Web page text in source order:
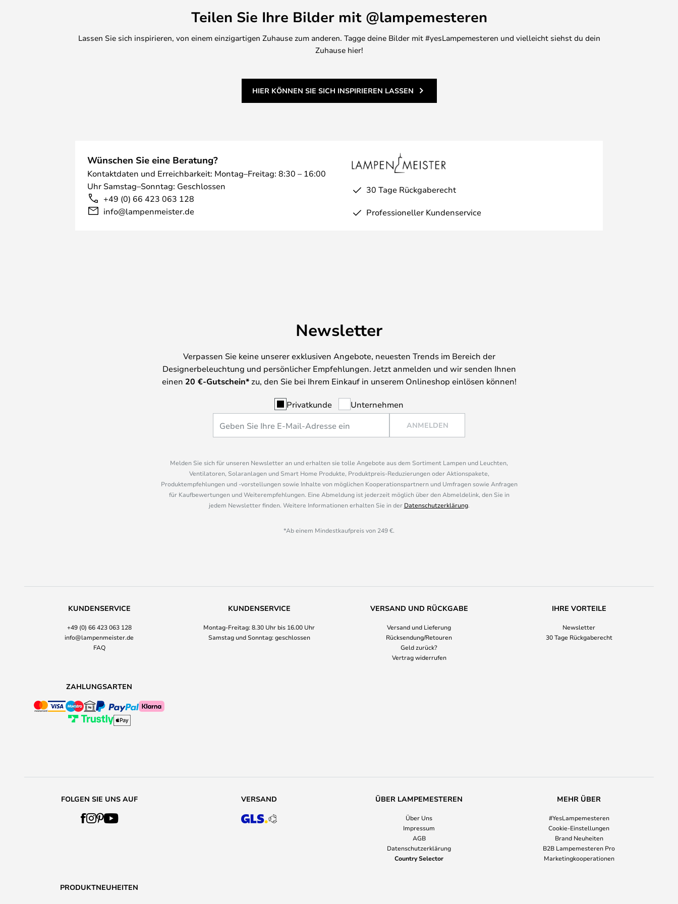
Teilen Sie Ihre Bilder mit @lampemesteren
Lassen Sie sich inspirieren, von einem einzigartigen Zuhause zum anderen. Tagge deine Bilder mit #yesLampemesteren und vielleicht siehst du dein
Zuhause hier!
HIER KÖNNEN SIE SICH INSPIRIEREN LASSEN
Wünschen Sie eine Beratung?
Kontaktdaten und Erreichbarkeit: Montag–Freitag: 8:30 – 16:00
Uhr Samstag–Sonntag: Geschlossen
+49 (0) 66 423 063 128
info@lampenmeister.de
30 Tage Rückgaberecht
Professioneller Kundenservice
Newsletter
Verpassen Sie keine unserer exklusiven Angebote, neuesten Trends im Bereich der
Designerbeleuchtung und persönlicher Empfehlungen. Jetzt anmelden und wir senden Ihnen
einen 20 €-Gutschein*zu, den Sie bei Ihrem Einkauf in unserem Onlineshop einlösen können!
Privatkunde Unternehmen
ANMELDEN
Melden Sie sich für unseren Newsletter an und erhalten sie tolle Angebote aus dem Sortiment Lampen und Leuchten,
Ventilatoren, Solaranlagen und Smart Home Produkte, Produktpreis-Reduzierungen oder Aktionspakete,
Produktempfehlungen und -vorstellungen sowie Inhalte von möglichen Kooperationspartnern und Umfragen sowie Anfragen
für Kaufbewertungen und Weiterempfehlungen. Eine Abmeldung ist jederzeit möglich über den Abmeldelink, den Sie in
jedem Newsletter finden. Weitere Informationen erhalten Sie in der Datenschutzerklärung.
*Ab einem Mindestkaufpreis von 249 €.
KUNDENSERVICE
+49 (0) 66 423 063 128
info@lampenmeister.de
FAQ
KUNDENSERVICE
Montag-Freitag: 8.30 Uhr bis 16.00 Uhr
Samstag und Sonntag: geschlossen
VERSAND UND RÜCKGABE
Versand und Lieferung
Rücksendung/Retouren
Geld zurück?
Vertrag widerrufen
IHRE VORTEILE
Newsletter
30 Tage Rückgaberecht
ZAHLUNGSARTEN
FOLGEN SIE UNS AUF VERSAND ÜBER LAMPEMESTEREN
Über Uns
Impressum
AGB
Datenschutzerklärung
Country Selector
MEHR ÜBER
#YesLampemesteren
Cookie-Einstellungen
Brand Neuheiten
B2B Lampemesteren Pro
Marketingkooperationen
PRODUKTNEUHEITEN